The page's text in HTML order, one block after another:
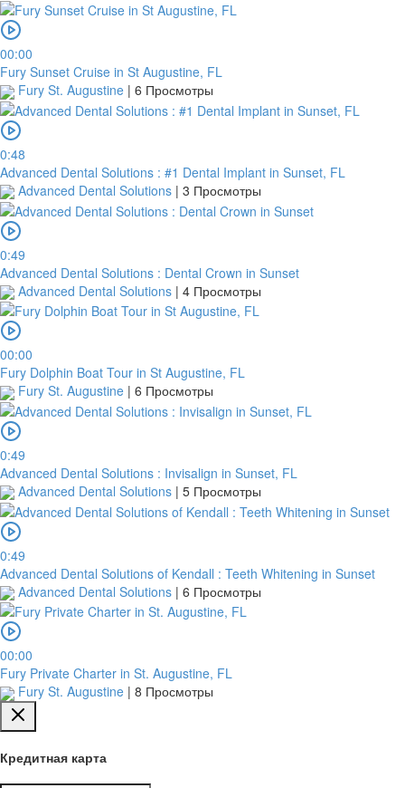
00:00
Fury Sunset Cruise in St Augustine, FL
Fury St. Augustine | 6 Просмотры
0:48
Advanced Dental Solutions : #1 Dental Implant in Sunset, FL
Advanced Dental Solutions | 3 Просмотры
0:49
Advanced Dental Solutions : Dental Crown in Sunset
Advanced Dental Solutions | 4 Просмотры
00:00
Fury Dolphin Boat Tour in St Augustine, FL
Fury St. Augustine | 6 Просмотры
0:49
Advanced Dental Solutions : Invisalign in Sunset, FL
Advanced Dental Solutions | 5 Просмотры
0:49
Advanced Dental Solutions of Kendall : Teeth Whitening in Sunset
Advanced Dental Solutions | 6 Просмотры
00:00
Fury Private Charter in St. Augustine, FL
Fury St. Augustine | 8 Просмотры
Кредитная карта